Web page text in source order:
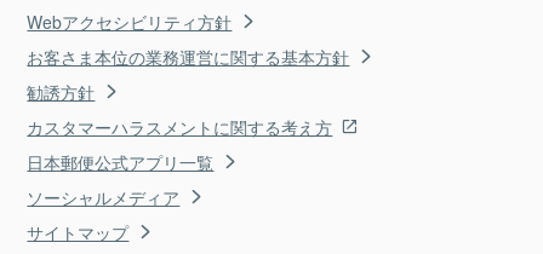
Webアクセシビリティ方針
お客さま本位の業務運営に関する基本方針
勧誘方針
カスタマーハラスメントに関する考え方
日本郵便公式アプリ一覧
ソーシャルメディア
サイトマップ